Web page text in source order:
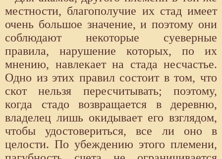
местности, благополучие их стад имеет
очень большое значение, и поэтому они
соблюдают некоторые суеверные
правила, нарушение которых, по их
мнению, навлекает на стада несчастье.
Одно из этих правил состоит в том, что
скот нельзя пересчитывать; поэтому,
когда стадо возвращается в деревню,
владелец лишь окидывает его взглядом,
чтобы удостовериться, все ли оно в
целости. По убеждению этого племени,